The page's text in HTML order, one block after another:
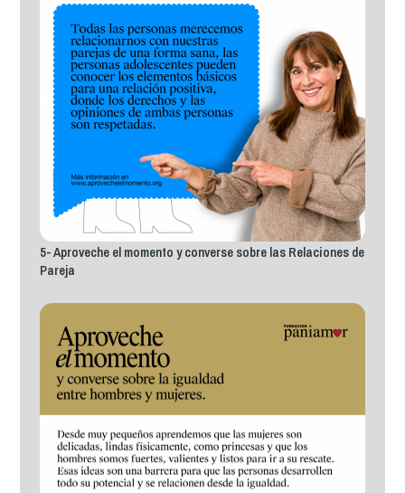
5- Aproveche el momento y converse sobre las Relaciones de
Pareja